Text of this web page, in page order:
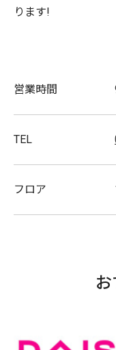
ります!
一般家電/リフォーム
営業時間
TEL
フロア